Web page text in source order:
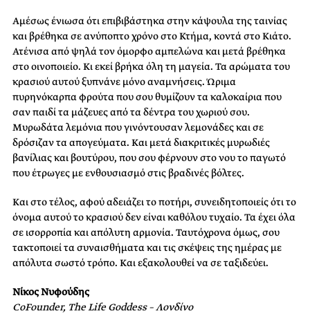
Αμέσως ένιωσα ότι επιβιβάστηκα στην κάψουλα της ταινίας
και βρέθηκα σε ανύποπτο χρόνο στο Κτήμα, κοντά στο Κιάτο.
Ατένισα από ψηλά τον όμορφο αμπελώνα και μετά βρέθηκα
στο οινοποιείο. Κι εκεί βρήκα όλη τη μαγεία. Τα αρώματα του
κρασιού αυτού ξυπνάνε μόνο αναμνήσεις. Ώριμα
πυρηνόκαρπα φρούτα που σου θυμίζουν τα καλοκαίρια που
σαν παιδί τα μάζευες από τα δέντρα του χωριού σου.
Μυρωδάτα λεμόνια που γινόντουσαν λεμονάδες και σε
δρόσιζαν τα απογεύματα. Και μετά διακριτικές μυρωδιές
βανίλιας και βουτύρου, που σου φέρνουν στο νου το παγωτό
που έτρωγες με ενθουσιασμό στις βραδινές βόλτες.
Και στο τέλος, αφού αδειάζει το ποτήρι, συνειδητοποιείς ότι το
όνομα αυτού το κρασιού δεν είναι καθόλου τυχαίο. Τα έχει όλα
σε ισορροπία και απόλυτη αρμονία. Ταυτόχρονα όμως, σου
τακτοποιεί τα συναισθήματα και τις σκέψεις της ημέρας με
απόλυτα σωστό τρόπο. Και εξακολουθεί να σε ταξιδεύει.
Νίκος Νυφούδης
CoFounder, The Life Goddess – Λονδίνο